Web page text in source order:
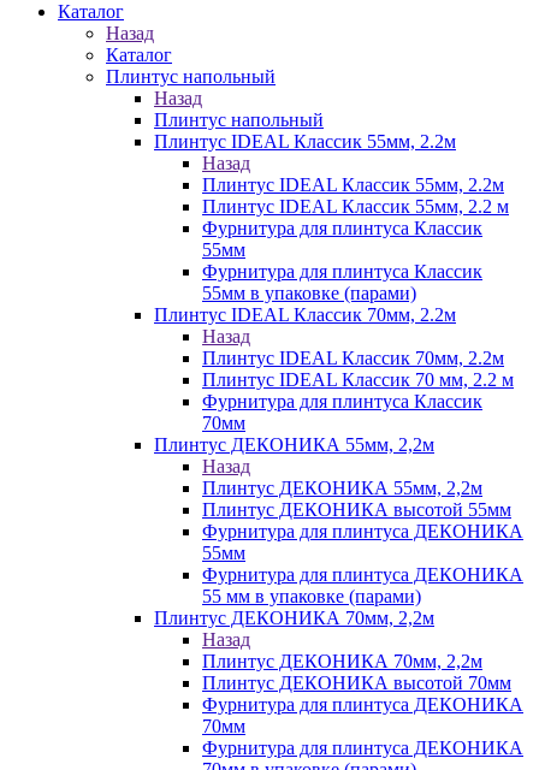
Каталог
Назад
Каталог
Плинтус напольный
Назад
Плинтус напольный
Плинтус IDEAL Классик 55мм, 2.2м
Назад
Плинтус IDEAL Классик 55мм, 2.2м
Плинтус IDEAL Классик 55мм, 2.2 м
Фурнитура для плинтуса Классик
55мм
Фурнитура для плинтуса Классик
55мм в упаковке (парами)
Плинтус IDEAL Классик 70мм, 2.2м
Назад
Плинтус IDEAL Классик 70мм, 2.2м
Плинтус IDEAL Классик 70 мм, 2.2 м
Фурнитура для плинтуса Классик
70мм
Плинтус ДЕКОНИКА 55мм, 2,2м
Назад
Плинтус ДЕКОНИКА 55мм, 2,2м
Плинтус ДЕКОНИКА высотой 55мм
Фурнитура для плинтуса ДЕКОНИКА
55мм
Фурнитура для плинтуса ДЕКОНИКА
55 мм в упаковке (парами)
Плинтус ДЕКОНИКА 70мм, 2,2м
Назад
Плинтус ДЕКОНИКА 70мм, 2,2м
Плинтус ДЕКОНИКА высотой 70мм
Фурнитура для плинтуса ДЕКОНИКА
70мм
Фурнитура для плинтуса ДЕКОНИКА